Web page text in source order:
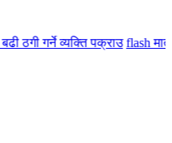
गर्ने व्यक्ति पक्राउ flashमातृ